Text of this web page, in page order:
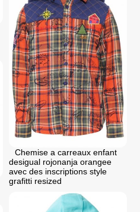
Chemise a carreaux enfant
desigual rojonanja orangee
avec des inscriptions style
grafitti resized